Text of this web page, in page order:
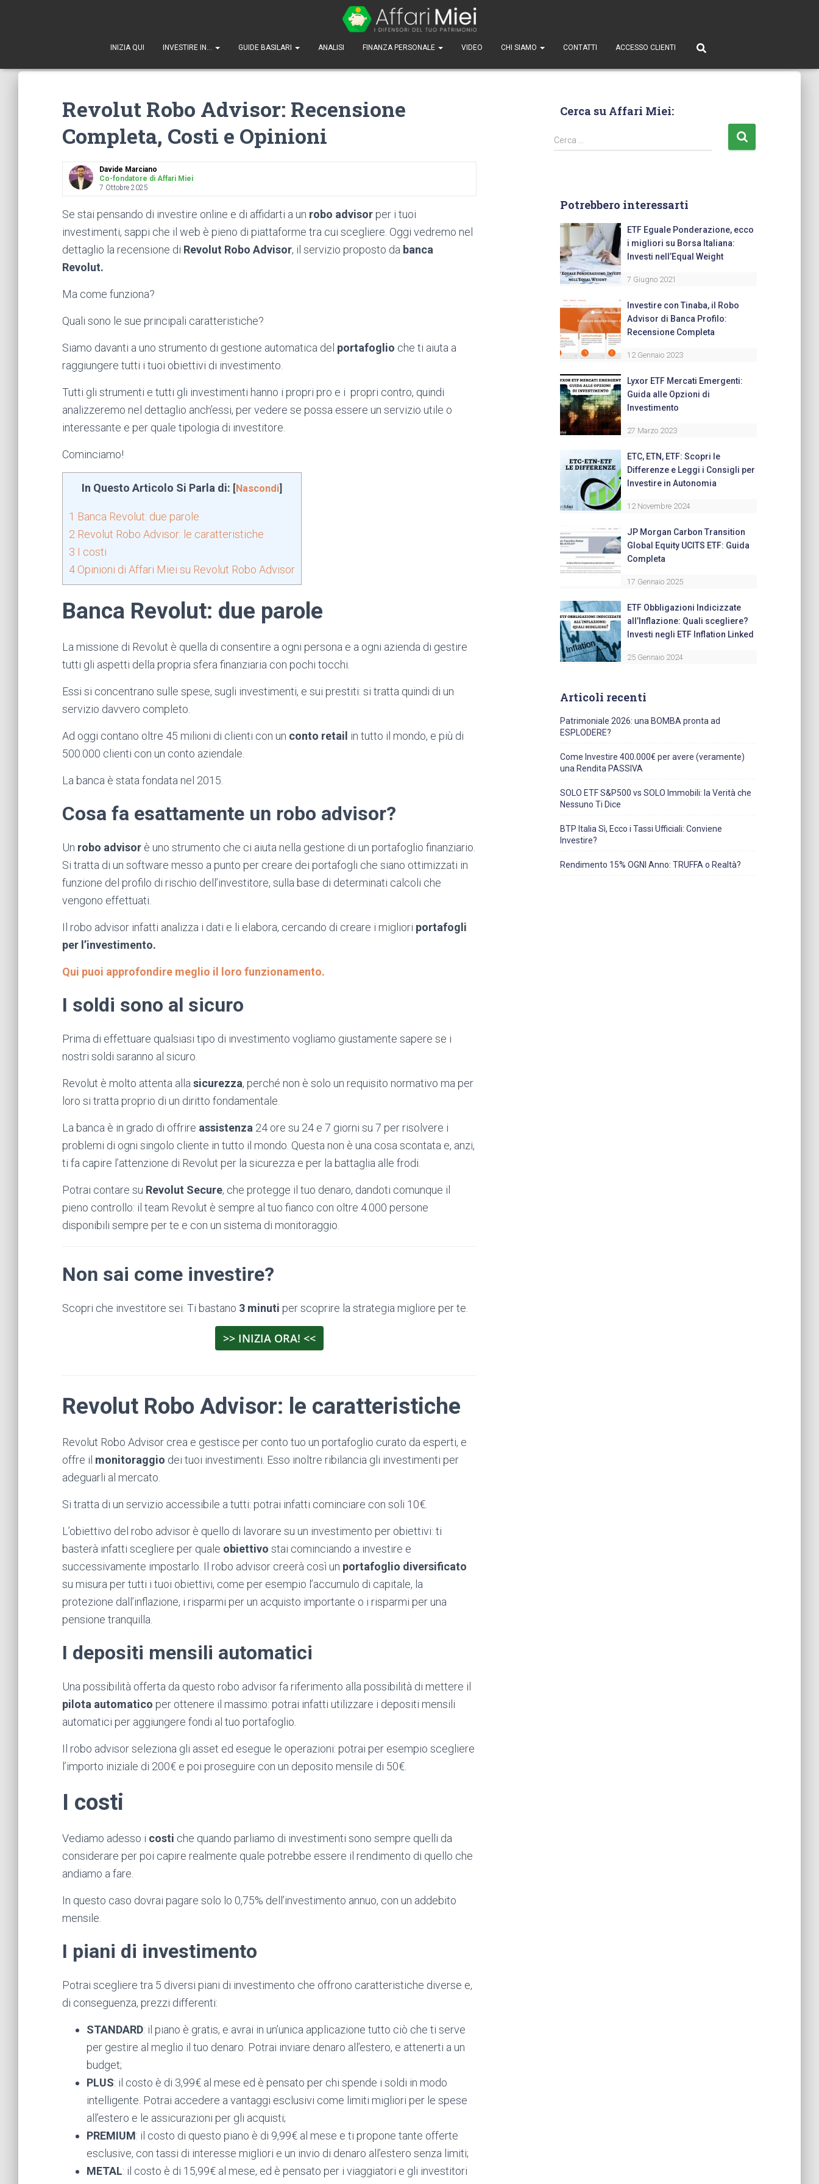
INIZIA QUI INVESTIRE IN… GUIDE BASILARI ANALISI FINANZA PERSONALE VIDEO CHI SIAMO CONTATTI ACCESSO CLIENTI
Revolut Robo Advisor: Recensione
Completa, Costi e Opinioni
Davide Marciano
Co-fondatore di Affari Miei
7 Ottobre 2025
Se stai pensando di investire online e di affidarti a un robo advisor per i tuoi
investimenti, sappi che il web è pieno di piattaforme tra cui scegliere. Oggi vedremo nel
dettaglio la recensione di Revolut Robo Advisor, il servizio proposto da banca
Revolut.
Ma come funziona?
Quali sono le sue principali caratteristiche?
Siamo davanti a uno strumento di gestione automatica del portafoglio che ti aiuta a
raggiungere tutti i tuoi obiettivi di investimento.
Tutti gli strumenti e tutti gli investimenti hanno i propri pro e i propri contro, quindi
analizzeremo nel dettaglio anch’essi, per vedere se possa essere un servizio utile o
interessante e per quale tipologia di investitore.
Cominciamo!
In Questo Articolo Si Parla di: [Nascondi]
1 Banca Revolut: due parole
2 Revolut Robo Advisor: le caratteristiche
3 I costi
4 Opinioni di Affari Miei su Revolut Robo Advisor
Banca Revolut: due parole
La missione di Revolut è quella di consentire a ogni persona e a ogni azienda di gestire
tutti gli aspetti della propria sfera finanziaria con pochi tocchi.
Essi si concentrano sulle spese, sugli investimenti, e sui prestiti: si tratta quindi di un
servizio davvero completo.
Ad oggi contano oltre 45 milioni di clienti con un conto retail in tutto il mondo, e più di
500.000 clienti con un conto aziendale.
La banca è stata fondata nel 2015.
Cosa fa esattamente un robo advisor?
Un robo advisor è uno strumento che ci aiuta nella gestione di un portafoglio finanziario.
Si tratta di un software messo a punto per creare dei portafogli che siano ottimizzati in
funzione del profilo di rischio dell’investitore, sulla base di determinati calcoli che
vengono effettuati.
Il robo advisor infatti analizza i dati e li elabora, cercando di creare i migliori portafogli
per l’investimento.
Qui puoi approfondire meglio il loro funzionamento.
I soldi sono al sicuro
Prima di effettuare qualsiasi tipo di investimento vogliamo giustamente sapere se i
nostri soldi saranno al sicuro.
Revolut è molto attenta alla sicurezza, perché non è solo un requisito normativo ma per
loro si tratta proprio di un diritto fondamentale.
La banca è in grado di offrire assistenza 24 ore su 24 e 7 giorni su 7 per risolvere i
problemi di ogni singolo cliente in tutto il mondo. Questa non è una cosa scontata e, anzi,
ti fa capire l’attenzione di Revolut per la sicurezza e per la battaglia alle frodi.
Potrai contare su Revolut Secure, che protegge il tuo denaro, dandoti comunque il
pieno controllo: il team Revolut è sempre al tuo fianco con oltre 4.000 persone
disponibili sempre per te e con un sistema di monitoraggio.
Non sai come investire?
Scopri che investitore sei. Ti bastano 3 minuti per scoprire la strategia migliore per te.
>> INIZIA ORA! <<
Revolut Robo Advisor: le caratteristiche
Revolut Robo Advisor crea e gestisce per conto tuo un portafoglio curato da esperti, e
offre il monitoraggio dei tuoi investimenti. Esso inoltre ribilancia gli investimenti per
adeguarli al mercato.
Si tratta di un servizio accessibile a tutti: potrai infatti cominciare con soli 10€.
L’obiettivo del robo advisor è quello di lavorare su un investimento per obiettivi: ti
basterà infatti scegliere per quale obiettivo stai cominciando a investire e
successivamente impostarlo. Il robo advisor creerà così un portafoglio diversificato
su misura per tutti i tuoi obiettivi, come per esempio l’accumulo di capitale, la
protezione dall’inflazione, i risparmi per un acquisto importante o i risparmi per una
pensione tranquilla.
I depositi mensili automatici
Una possibilità offerta da questo robo advisor fa riferimento alla possibilità di mettere il
pilota automatico per ottenere il massimo: potrai infatti utilizzare i depositi mensili
automatici per aggiungere fondi al tuo portafoglio.
Il robo advisor seleziona gli asset ed esegue le operazioni: potrai per esempio scegliere
l’importo iniziale di 200€ e poi proseguire con un deposito mensile di 50€.
I costi
Vediamo adesso i costi che quando parliamo di investimenti sono sempre quelli da
considerare per poi capire realmente quale potrebbe essere il rendimento di quello che
andiamo a fare.
In questo caso dovrai pagare solo lo 0,75% dell’investimento annuo, con un addebito
mensile.
I piani di investimento
Potrai scegliere tra 5 diversi piani di investimento che offrono caratteristiche diverse e,
di conseguenza, prezzi differenti:
STANDARD: il piano è gratis, e avrai in un’unica applicazione tutto ciò che ti serve
per gestire al meglio il tuo denaro. Potrai inviare denaro all’estero, e attenerti a un
budget;
PLUS: il costo è di 3,99€ al mese ed è pensato per chi spende i soldi in modo
intelligente. Potrai accedere a vantaggi esclusivi come limiti migliori per le spese
all’estero e le assicurazioni per gli acquisti;
PREMIUM: il costo di questo piano è di 9,99€ al mese e ti propone tante offerte
esclusive, con tassi di interesse migliori e un invio di denaro all’estero senza limiti;
METAL: il costo è di 15,99€ al mese, ed è pensato per i viaggiatori e gli investitori
Cerca su Affari Miei:
Cerca …
Potrebbero interessarti
ETF Eguale Ponderazione, ecco
i migliori su Borsa Italiana:
Investi nell’Equal Weight
7 Giugno 2021
Investire con Tinaba, il Robo
Advisor di Banca Profilo:
Recensione Completa
12 Gennaio 2023
Lyxor ETF Mercati Emergenti:
Guida alle Opzioni di
Investimento
27 Marzo 2023
ETC, ETN, ETF: Scopri le
Differenze e Leggi i Consigli per
Investire in Autonomia
12 Novembre 2024
JP Morgan Carbon Transition
Global Equity UCITS ETF: Guida
Completa
17 Gennaio 2025
ETF Obbligazioni Indicizzate
all’Inflazione: Quali scegliere?
Investi negli ETF Inflation Linked
25 Gennaio 2024
Articoli recenti
Patrimoniale 2026: una BOMBA pronta ad
ESPLODERE?
Come Investire 400.000€ per avere (veramente)
una Rendita PASSIVA
SOLO ETF S&P500 vs SOLO Immobili: la Verità che
Nessuno Ti Dice
BTP Italia Sì, Ecco i Tassi Ufficiali: Conviene
Investire?
Rendimento 15% OGNI Anno: TRUFFA o Realtà?